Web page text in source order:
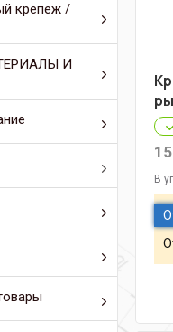
крепеж /
И
В